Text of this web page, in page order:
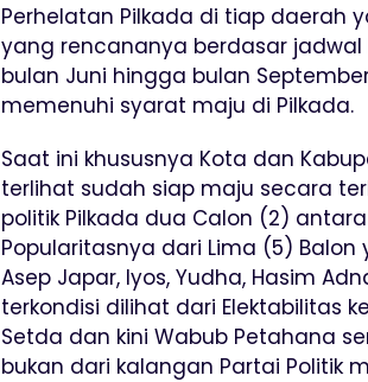
Perhelatan Pilkada di tiap daerah
yang rencananya berdasar
bulan Juni hingga bulan
memenuhi syarat maju di Pilkada.
Saat ini khususnya Kota dan
terlihat sudah siap maju secara
politik Pilkada dua Calon (2)
Popularitasnya dari Lima (5)
Asep Japar, Iyos, Yudha, Hasim
terkondisi dilihat dari Elektabilitas
Setda dan kini Wabub Petahana
bukan dari kalangan Partai Politik